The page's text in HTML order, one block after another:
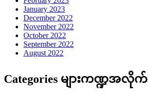
January 2023
December 2022
November 2022
October 2022
September 2022
August 2022
Categories များကဏ္ဍအလိုက်